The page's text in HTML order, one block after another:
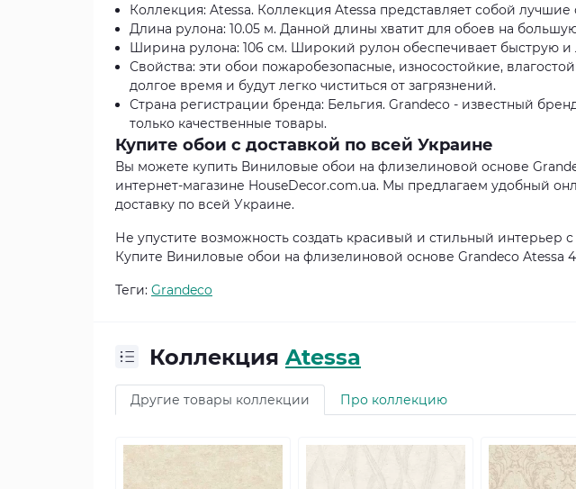
Коллекция: Atessa. Коллекция Atessa представляет собой лучшие
Длина рулона: 10.05 м. Данной длины хватит для обоев на
Ширина рулона: 106 см. Широкий рулон обеспечивает быструю и
Свойства: эти обои пожаробезопасные, износостойкие,
долгое время и будут легко чиститься от загрязнений.
Страна регистрации бренда: Бельгия. Grandeco - известный
только качественные товары.
Купите обои с доставкой по всей Украине
Вы можете купить Виниловые обои на флизелиновой основе
интернет-магазине HouseDecor.com.ua. Мы предлагаем удобный
доставку по всей Украине.
Не упустите возможность создать красивый и стильный интерьер
Купите Виниловые обои на флизелиновой основе Grandeco Atessa
Теги: Grandeco
Коллекция Atessa
Другие товары коллекции Про коллекцию